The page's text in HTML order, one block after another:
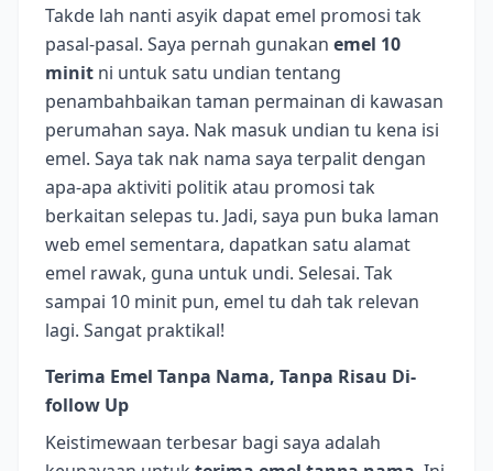
Takde lah nanti asyik dapat emel promosi tak
pasal-pasal. Saya pernah gunakan emel 10
minit ni untuk satu undian tentang
penambahbaikan taman permainan di kawasan
perumahan saya. Nak masuk undian tu kena isi
emel. Saya tak nak nama saya terpalit dengan
apa-apa aktiviti politik atau promosi tak
berkaitan selepas tu. Jadi, saya pun buka laman
web emel sementara, dapatkan satu alamat
emel rawak, guna untuk undi. Selesai. Tak
sampai 10 minit pun, emel tu dah tak relevan
lagi. Sangat praktikal!
Terima Emel Tanpa Nama, Tanpa Risau Di-
follow Up
Keistimewaan terbesar bagi saya adalah